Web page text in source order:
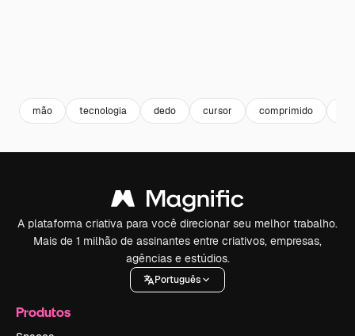
mão tecnologia dedo cursor comprimido
A plataforma criativa para você direcionar seu melhor trabalho.
Mais de 1 milhão de assinantes entre criativos, empresas,
agências e estúdios.
Português
Produtos